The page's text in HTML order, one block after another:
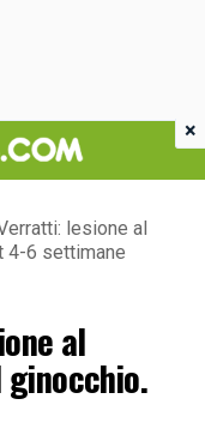
lesione al
4-6 settimane
al
×